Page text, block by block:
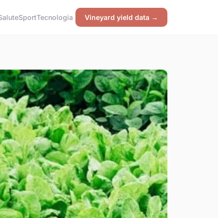
SportTecnologia Vineyard yield data →